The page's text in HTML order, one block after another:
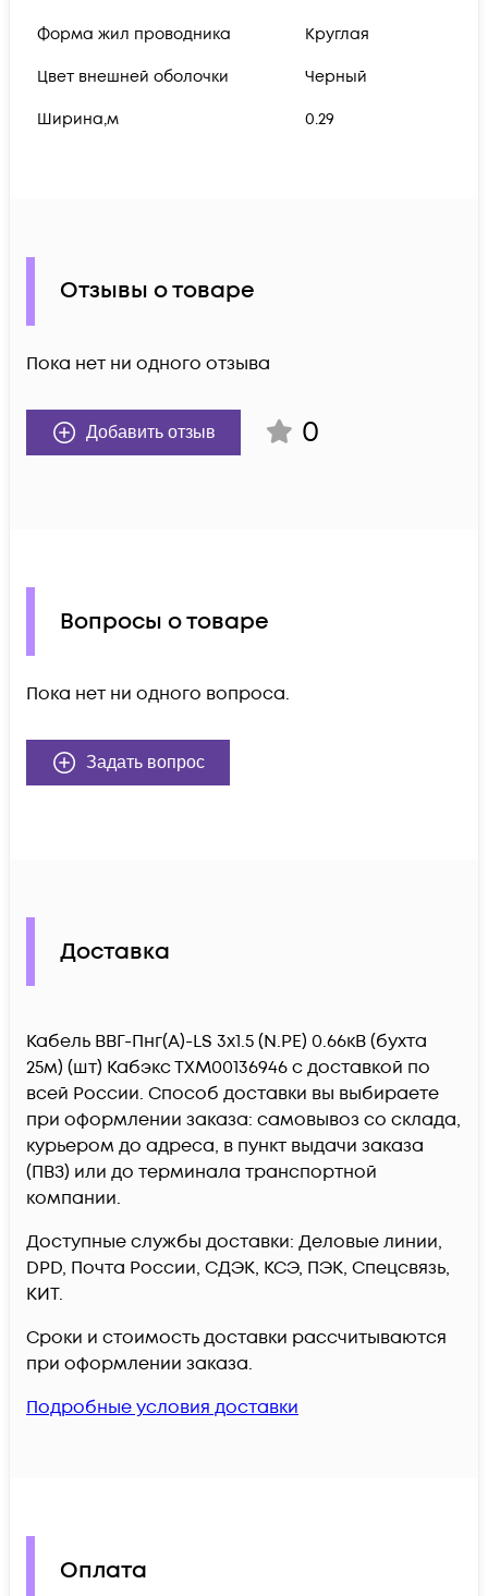
Форма жил проводника Круглая
Цвет внешней оболочки Черный
Ширина,м 0.29
Отзывы о товаре
Пока нет ни одного отзыва
Добавить отзыв 0
Вопросы о товаре
Пока нет ни одного вопроса.
Задать вопрос
Доставка
Кабель ВВГ-Пнг(А)-LS 3х1.5 (N.PE) 0.66кВ (бухта
25м) (шт) Кабэкс ТХМ00136946 c доставкой по
всей России. Способ доставки вы выбираете
при оформлении заказа: самовывоз со склада,
курьером до адреса, в пункт выдачи заказа
(ПВЗ) или до терминала транспортной
компании.
Доступные службы доставки: Деловые линии,
DPD, Почта России, СДЭК, КСЭ, ПЭК, Спецсвязь,
КИТ.
Сроки и стоимость доставки рассчитываются
при оформлении заказа.
Подробные условия доставки
Оплата